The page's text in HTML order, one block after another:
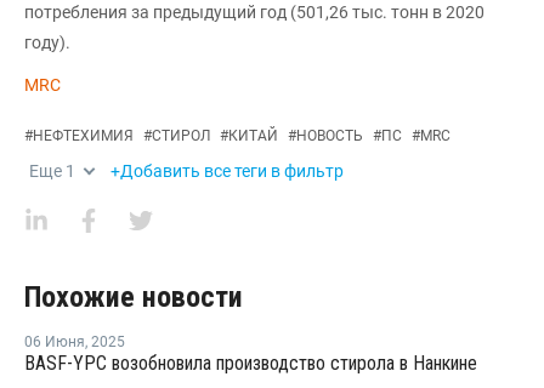
потребления за предыдущий год (501,26 тыс. тонн в 2020
году).
MRC
#НЕФТЕХИМИЯ #СТИРОЛ #КИТАЙ #НОВОСТЬ #ПС #MRC
Еще 1 +Добавить все теги в фильтр
Похожие новости
06 Июня, 2025
BASF-YPC возобновила производство стирола в Нанкине